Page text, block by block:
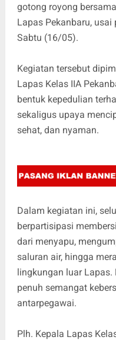
gotong royong
Lapas Pekanbaru,
Sabtu (16/05).
Kegiatan tersebut
Lapas Kelas IIA
bentuk kepedulian
sekaligus upaya
sehat, dan nyaman.
Dalam kegiatan ini,
berpartisipasi
dari menyapu,
saluran air, hingga
lingkungan luar Lapas.
penuh semangat
antarpegawai.
Plh. Kepala Lapas